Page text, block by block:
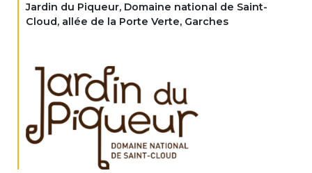
Jardin du Piqueur, Domaine national de Saint-
Cloud, allée de la Porte Verte, Garches